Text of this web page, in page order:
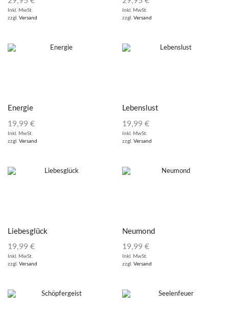
Inkl. MwSt.
zzgl. Versand
Inkl. MwSt.
zzgl. Versand
Energie
19,99 €
Inkl. MwSt.
zzgl. Versand
Lebenslust
19,99 €
Inkl. MwSt.
zzgl. Versand
Liebesglück
19,99 €
Inkl. MwSt.
zzgl. Versand
Neumond
19,99 €
Inkl. MwSt.
zzgl. Versand